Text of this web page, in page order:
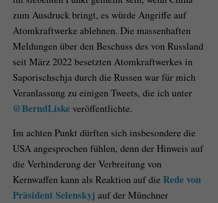
zum Ausdruck bringt, es würde Angriffe auf
Atomkraftwerke ablehnen. Die massenhaften
Meldungen über den Beschuss des von Russland
seit März 2022 besetzten Atomkraftwerkes in
Saporischschja durch die Russen war für mich
Veranlassung zu einigen Tweets, die ich unter
@BerndLiskeveröffentlichte.
Im achten Punkt dürften sich insbesondere die
USA angesprochen fühlen, denn der Hinweis auf
die Verhinderung der Verbreitung von
Kernwaffen kann als Reaktion auf die Rede von
Präsident Selenskyj auf der Münchner